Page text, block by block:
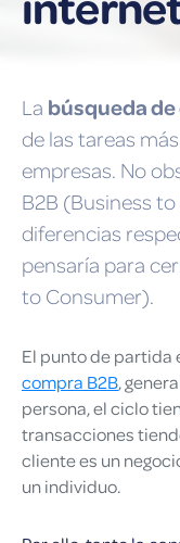
La búsqueda
de las tareas
empresas. No
B2B (Business
diferencias
pensaría para
to Consumer).
El punto de partida
compra B2B,
persona, el ciclo
transacciones
cliente es un
un individuo.